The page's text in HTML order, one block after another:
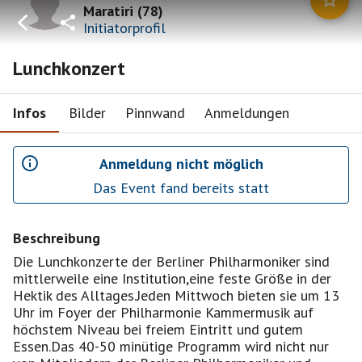
Maratiri(78)
Initiatorprofil
Lunchkonzert
Infos Bilder Pinnwand Anmeldungen
Anmeldung nicht möglich
Das Event fand bereits statt
Beschreibung
Die Lunchkonzerte der Berliner Philharmoniker sind
mittlerweile eine Institution,eine feste Größe in der
Hektik des Alltages.Jeden Mittwoch bieten sie um 13
Uhr im Foyer der Philharmonie Kammermusik auf
höchstem Niveau bei freiem Eintritt und gutem
Essen.Das 40-50 minütige Programm wird nicht nur